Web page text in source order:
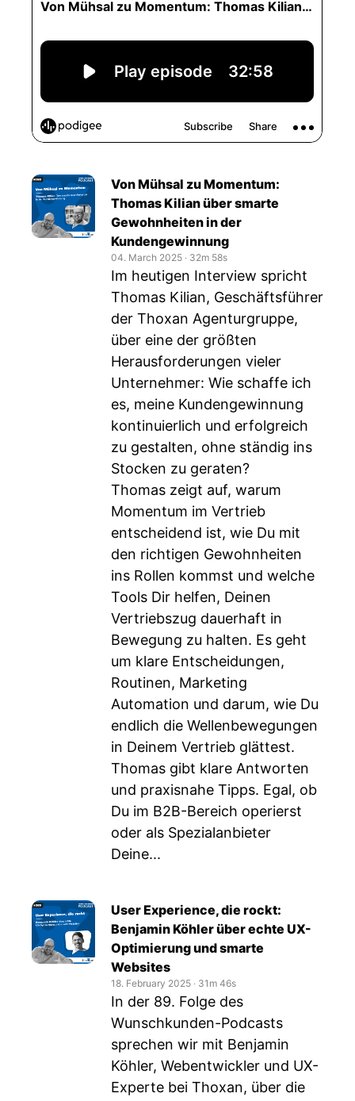
Von Mühsal zu Momentum:
Thomas Kilian über smarte
Gewohnheiten in der
Kundengewinnung
04. March 2025 ‧ 32m 58s
Im heutigen Interview spricht
Thomas Kilian, Geschäftsführer
der Thoxan Agenturgruppe,
über eine der größten
Herausforderungen vieler
Unternehmer: Wie schaffe ich
es, meine Kundengewinnung
kontinuierlich und erfolgreich
zu gestalten, ohne ständig ins
Stocken zu geraten?
Thomas zeigt auf, warum
Momentum im Vertrieb
entscheidend ist, wie Du mit
den richtigen Gewohnheiten
ins Rollen kommst und welche
Tools Dir helfen, Deinen
Vertriebszug dauerhaft in
Bewegung zu halten. Es geht
um klare Entscheidungen,
Routinen, Marketing
Automation und darum, wie Du
endlich die Wellenbewegungen
in Deinem Vertrieb glättest.
Thomas gibt klare Antworten
und praxisnahe Tipps. Egal, ob
Du im B2B-Bereich operierst
oder als Spezialanbieter
Deine...
User Experience, die rockt:
Benjamin Köhler über echte UX-
Optimierung und smarte
Websites
18. February 2025 ‧ 31m 46s
In der 89. Folge des
Wunschkunden-Podcasts
sprechen wir mit Benjamin
Köhler, Webentwickler und UX-
Experte bei Thoxan, über die